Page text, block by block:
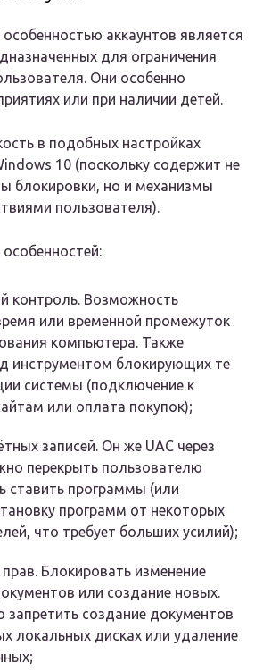
аккаунтов является
для ограничения
Они особенно
или при наличии детей.
в подобных настройках
10 (поскольку содержит не
блокировки, но и механизмы
пользователя).
контроль. Возможность
или временной промежуток
компьютера. Также
инструментом блокирующих те
системы (подключение к
или оплата покупок);
записей. Он же UAC через
перекрыть пользователю
ставить программы (или
программ от некоторых
что требует больших усилий);
Блокировать изменение
или создание новых.
создание документов
локальных дисках или удаление